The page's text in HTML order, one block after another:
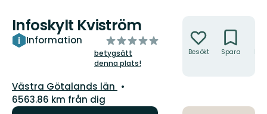
Infoskylt Kviström
Information
av
5
stjärnor
betygsätt
denna plats!
Län:
Västra Götalands län
6563.86 km från dig
Besökt Spara